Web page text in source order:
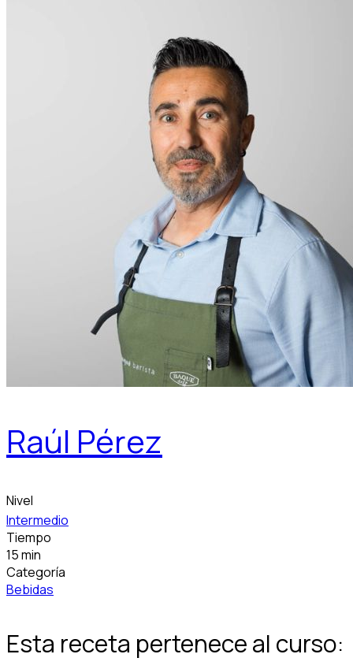
Raúl Pérez
Nivel
Intermedio
Tiempo
15 min
Categoría
Bebidas
Esta receta pertenece al curso: